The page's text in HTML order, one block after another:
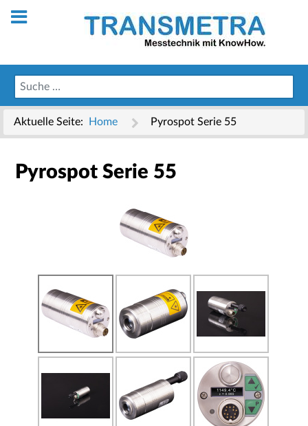
Aktuelle Seite: Home Pyrospot Serie 55
Pyrospot Serie 55